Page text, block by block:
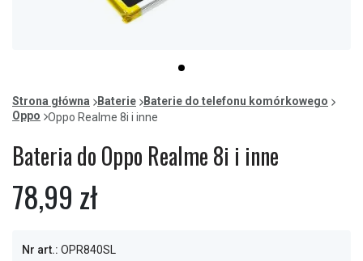
item
0
of
1
Strona główna Baterie
Baterie do telefonu komórkowego
Oppo
Oppo Realme 8i i inne
Bateria do Oppo Realme 8i i inne
78,99 zł
Nr art.: OPR840SL